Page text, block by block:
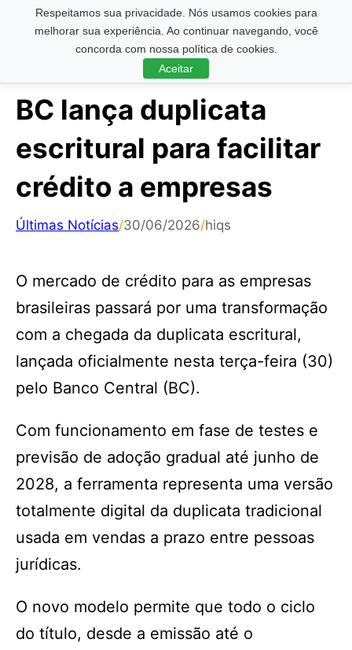
Respeitamos sua privacidade. Nós usamos cookies para
melhorar sua experiência. Ao continuar navegando, você
concorda com nossa política de cookies.
Aceitar
Pesquisar ...
BC lança duplicata
escritural para facilitar
crédito a empresas
Últimas Notícias/30/06/2026/hiqs
O mercado de crédito para as empresas
brasileiras passará por uma transformação
com a chegada da duplicata escritural,
lançada oficialmente nesta terça-feira (30)
pelo Banco Central (BC).
Com funcionamento em fase de testes e
previsão de adoção gradual até junho de
2028, a ferramenta representa uma versão
totalmente digital da duplicata tradicional
usada em vendas a prazo entre pessoas
jurídicas.
O novo modelo permite que todo o ciclo
do título, desde a emissão até o